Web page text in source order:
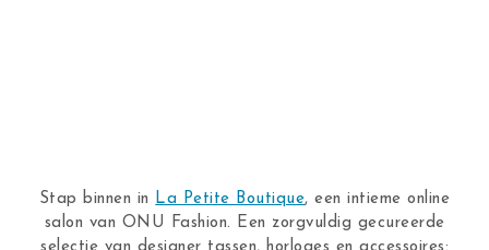
Stap binnen in La Petite Boutique, een intieme online
salon van ONU Fashion. Een zorgvuldig gecureerde
selectie van designer tassen, horloges en accessoires: